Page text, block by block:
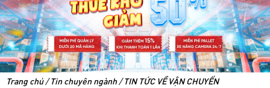
Trang chủ/Tin chuyên ngành/TIN TỨC VỀ VẬN CHUYỂN